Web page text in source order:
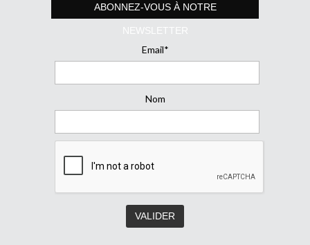
ABONNEZ-VOUS À NOTRE
NEWSLETTER
Email*
Nom